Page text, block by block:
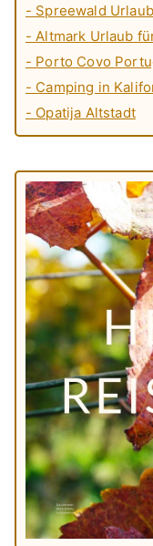
- Spreewald Urlaub
- Altmark Urlaub
- Porto Covo
- Camping in
- Opatija Altstadt